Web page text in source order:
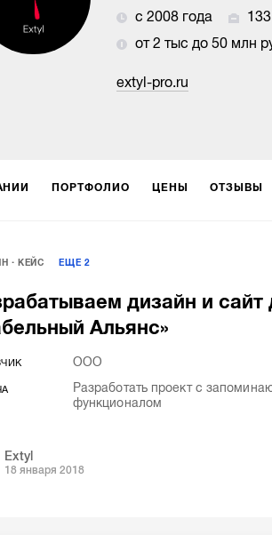
VR/AR
с 2008 года
от 2 тыс до 50 млн
extyl-pro.ru
ПОРТФОЛИО ЦЕНЫ ОТЗЫВЫ
КЕЙС ЕЩЕ2
дизайн и сайт
Альянс»
ООО
Разработать проект с
функционалом
Extyl
18 января 2018